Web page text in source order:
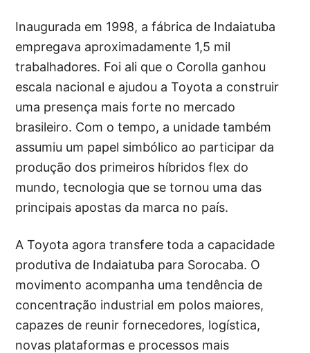
Inaugurada em 1998, a fábrica de Indaiatuba
empregava aproximadamente 1,5 mil
trabalhadores. Foi ali que o Corolla ganhou
escala nacional e ajudou a Toyota a construir
uma presença mais forte no mercado
brasileiro. Com o tempo, a unidade também
assumiu um papel simbólico ao participar da
produção dos primeiros híbridos flex do
mundo, tecnologia que se tornou uma das
principais apostas da marca no país.
A Toyota agora transfere toda a capacidade
produtiva de Indaiatuba para Sorocaba. O
movimento acompanha uma tendência de
concentração industrial em polos maiores,
capazes de reunir fornecedores, logística,
novas plataformas e processos mais